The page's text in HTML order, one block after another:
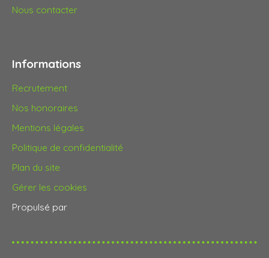
Nous contacter
Informations
Recrutement
Nos honoraires
Mentions légales
Politique de confidentialité
Plan du site
Gérer les cookies
Propulsé par